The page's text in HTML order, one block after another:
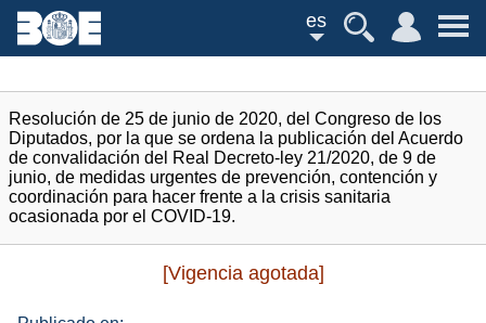
es
Resolución de 25 de junio de 2020, del Congreso de los
Diputados, por la que se ordena la publicación del Acuerdo
de convalidación del Real Decreto-ley 21/2020, de 9 de
junio, de medidas urgentes de prevención, contención y
coordinación para hacer frente a la crisis sanitaria
ocasionada por el COVID-19.
[Vigencia agotada]